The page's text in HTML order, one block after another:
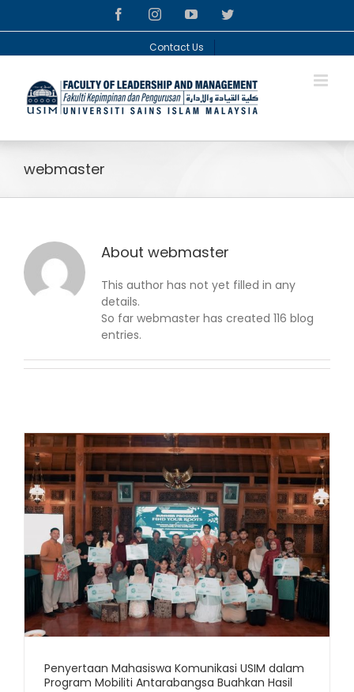
facebookinstagramyoutubetwitter
Contact Us
webmaster
About webmaster
This author has not yet filled in any
details.
So far webmaster has created 116 blog
entries.
Penyertaan Mahasiswa Komunikasi USIM dalam
Program Mobiliti Antarabangsa Buahkan Hasil